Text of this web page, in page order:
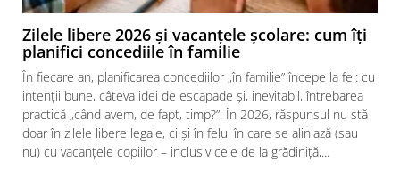
Zilele libere 2026 și vacanțele școlare: cum îți
planifici concediile în familie
În fiecare an, planificarea concediilor „în familie” începe la fel: cu
intenții bune, câteva idei de escapade și, inevitabil, întrebarea
practică „când avem, de fapt, timp?”. În 2026, răspunsul nu stă
doar în zilele libere legale, ci și în felul în care se aliniază (sau
nu) cu vacanțele copiilor – inclusiv cele de la grădiniță,...